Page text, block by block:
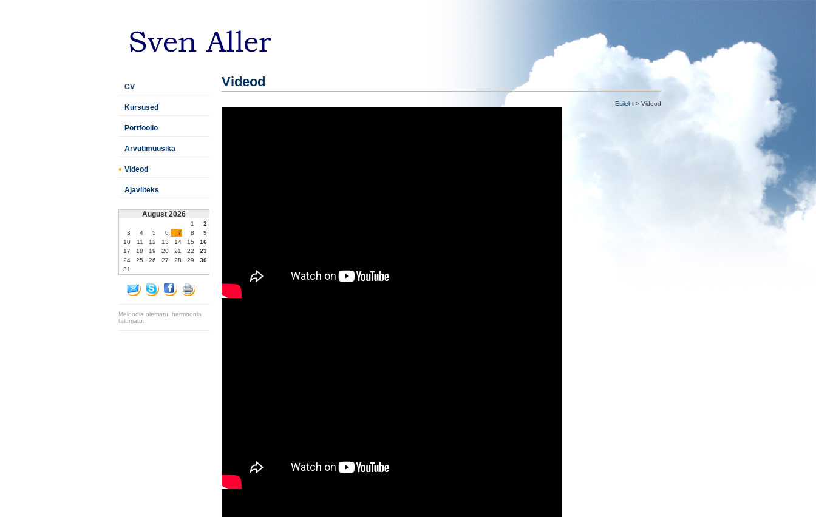
CV
Kursused
Portfoolio
Arvutimuusika
Videod
Ajaviiteks
August 2026
1
2
3
4 5 6 7 8
9
10
11 12 13 14 15
16
17
18 19 20 21 22
23
24
25 26 27 28 29
30
31
Meloodia olematu, harmoonia
talumatu.
Videod
Esileht > Videod